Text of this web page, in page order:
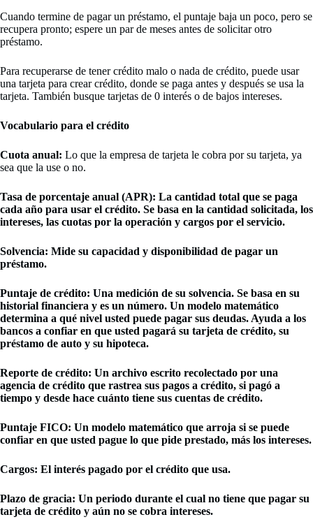
Cuando termine de pagar un préstamo, el puntaje baja un poco, pero se
recupera pronto; espere un par de meses antes de solicitar otro
préstamo.
Para recuperarse de tener crédito malo o nada de crédito, puede usar
una tarjeta para crear crédito, donde se paga antes y después se usa la
tarjeta. También busque tarjetas de 0 interés o de bajos intereses.
Vocabulario para el crédito
Cuota anual: Lo que la empresa de tarjeta le cobra por su tarjeta, ya
sea que la use o no.
Tasa de porcentaje anual (APR): La cantidad total que se paga
cada año para usar el crédito. Se basa en la cantidad solicitada, los
intereses, las cuotas por la operación y cargos por el servicio.
Solvencia: Mide su capacidad y disponibilidad de pagar un
préstamo.
Puntaje de crédito: Una medición de su solvencia. Se basa en su
historial financiera y es un número. Un modelo matemático
determina a qué nivel usted puede pagar sus deudas. Ayuda a los
bancos a confiar en que usted pagará su tarjeta de crédito, su
préstamo de auto y su hipoteca.
Reporte de crédito: Un archivo escrito recolectado por una
agencia de crédito que rastrea sus pagos a crédito, si pagó a
tiempo y desde hace cuánto tiene sus cuentas de crédito.
Puntaje FICO: Un modelo matemático que arroja si se puede
confiar en que usted pague lo que pide prestado, más los intereses.
Cargos: El interés pagado por el crédito que usa.
Plazo de gracia: Un periodo durante el cual no tiene que pagar su
tarjeta de crédito y aún no se cobra intereses.